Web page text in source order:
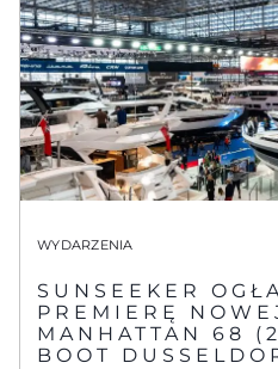
WYDARZENIA
SUNSEEKER
PREMIERĘ
MANHATTAN 68
BOOT